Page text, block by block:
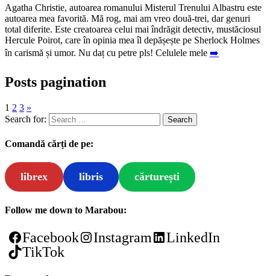
Agatha Christie, autoarea romanului Misterul Trenului Albastru este
autoarea mea favorită. Mă rog, mai am vreo două-trei, dar genuri
total diferite. Este creatoarea celui mai îndrăgit detectiv, mustăciosul
Hercule Poirot, care în opinia mea îl depășește pe Sherlock Holmes
în carismă și umor. Nu daț cu petre pls! Celulele mele ➡️
Posts pagination
1 2 3 »
Search for:
Comandă cărți de pe:
librex libris cărturești
Follow me down to Marabou:
Facebook Instagram
LinkedIn
TikTok